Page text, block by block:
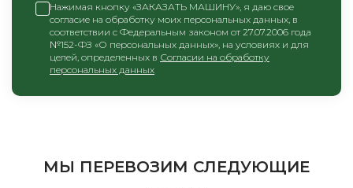
Нажимая кнопку «ЗАКАЗАТЬ МАШИНУ», я даю свое
согласие на обработку моих персональных данных, в
соответствии с Федеральным законом от 27.07.2006 года
№152-ФЗ «О персональных данных», на условиях и для
целей, определенных в Согласии на обработку
персональных данных
МЫ ПЕРЕВОЗИМ СЛЕДУЮЩИЕ